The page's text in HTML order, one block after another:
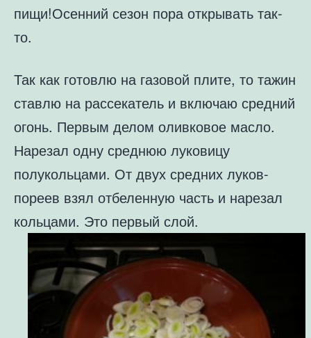
пищи!Осенний сезон пора открывать так-
то.
Так как готовлю на газовой плите, то тажин
ставлю на рассекатель и включаю средний
огонь. Первым делом оливковое масло.
Нарезал одну среднюю луковицу
полукольцами. От двух средних луков-
пореев взял отбеленную часть и нарезал
кольцами. Это первый слой.